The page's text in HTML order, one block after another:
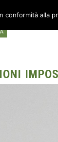
COS’È
conformità alla